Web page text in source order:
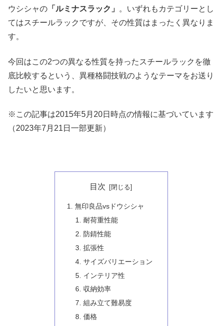
ウシシャの 「ルミナスラック」
。いずれもカテゴリーとし
てはスチールラックですが、その性質はまったく異なりま
す。
今回はこの2つの異なる性質を持ったスチールラックを徹
底比較するという、異種格闘技戦のようなテーマをお送り
したいと思います。
※この記事は2015年5月20日時点の情報に基づいています
（2023年7月21日一部更新）
目次
無印良品vsドウシシャ
耐荷重性能
防錆性能
拡張性
サイズバリエーション
インテリア性
収納効率
組み立て難易度
価格